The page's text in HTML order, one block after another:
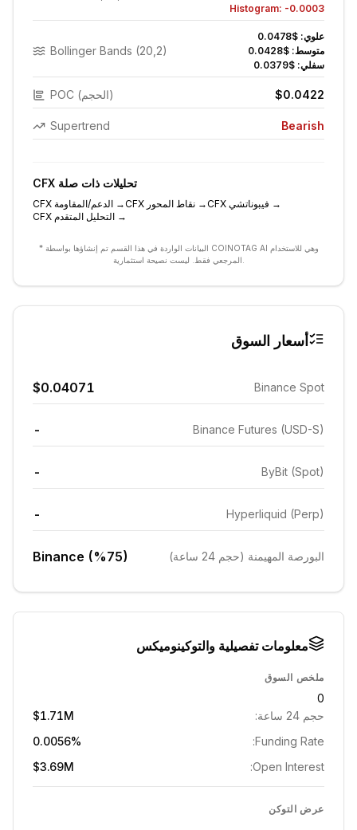
Histogram: -0.0003
Bollinger Bands (20,2)
علوي: $0.0478
متوسط: $0.0428
سفلي: $0.0379
POC (الحجم) $0.0422
Supertrend Bearish
CFX تحليلات ذات صلة
CFX الدعم/المقاومة →CFX نقاط المحور →CFX فيبوناتشي →
CFX التحليل المتقدم →
* البيانات الواردة في هذا القسم تم إنشاؤها بواسطة COINOTAG AI وهي للاستخدام
أسعار السوق
Binance Spot
$0.04071
Binance Futures (USD-S)
-
ByBit (Spot)
-
Hyperliquid (Perp)
-
البورصة المهيمنة (حجم 24 ساعة) Binance (%75)
معلومات تفصيلية والتوكينوميكس
ملخص السوق
0
حجم 24 ساعة:
$1.71M
Funding Rate:
0.0056%
Open Interest:
$3.69M
عرض التوكن